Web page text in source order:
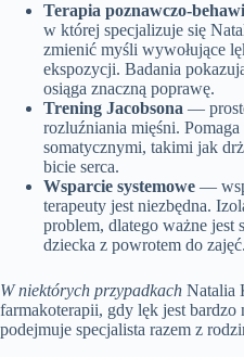
Terapia
w której specjalizuje się
zmienić myśli wywołujące
ekspozycji. Badania
osiąga znaczną poprawę.
Trening Jacobsona —
rozluźniania mięśni.
somatycznymi, takimi jak
bicie serca.
Wsparcie systemowe —
terapeuty jest niezbędna.
problem, dlatego ważne jest
dziecka z powrotem do zajęć.
W niektórych przypadkach Natalia
farmakoterapii, gdy lęk jest bardzo
podejmuje specjalista razem z